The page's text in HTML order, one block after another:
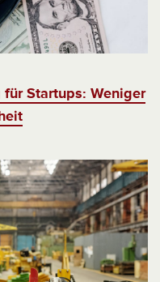
Startups: Weniger